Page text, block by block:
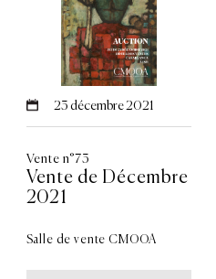
23 décembre 2021
Vente n°73
Vente de Décembre
2021
Salle de vente CMOOA